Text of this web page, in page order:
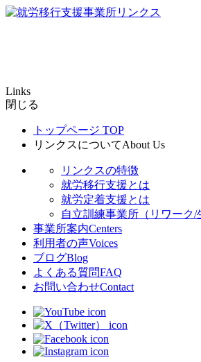
Links
閉じる
トップページ TOP
リンクスについてAbout Us
リンクスの特徴
就労移行支援とは
就労定着支援とは
自立訓練事業所（リワーク/
事業所案内Centers
利用者の声Voices
ブログBlog
よくある質問FAQ
お問い合わせContact